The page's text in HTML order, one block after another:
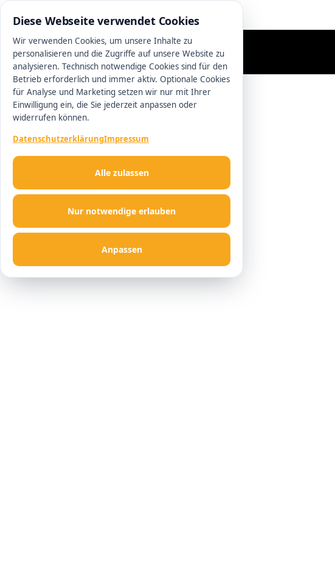
0511 13221100
Diese Webseite verwendet Cookies
Wir verwenden Cookies, um unsere Inhalte zu
personalisieren und die Zugriffe auf unsere Website zu
analysieren. Technisch notwendige Cookies sind für den
Betrieb erforderlich und immer aktiv. Optionale Cookies
für Analyse und Marketing setzen wir nur mit Ihrer
Einwilligung ein, die Sie jederzeit anpassen oder
widerrufen können.
DatenschutzerklärungImpressum
Nur notwendige erlauben
Anpassen
Alle zulassen